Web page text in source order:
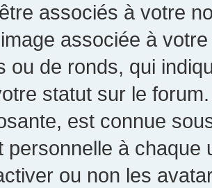
associés à votre
associée à
ou de ronds, qui
statut sur le
est connue
personnelle à chaque
ou non les